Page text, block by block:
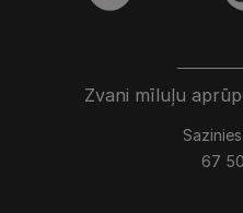
Zvani mīluļu
67